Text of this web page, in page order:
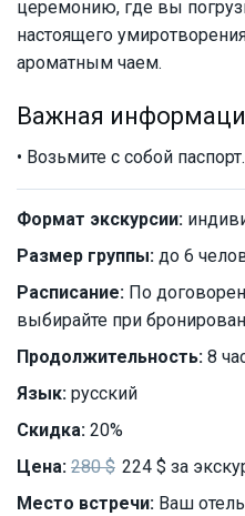
церемонию, где вы
настоящего
ароматным чаем.
Важная
• Возьмите с собой паспорт.
Формат экскурсии:
Размер группы: до 6
Расписание: По
выбирайте при
Продолжительность: 8
Язык: русский
Скидка: 20%
Цена: 280 $ 224 $ за
Место встречи: Ваш отель